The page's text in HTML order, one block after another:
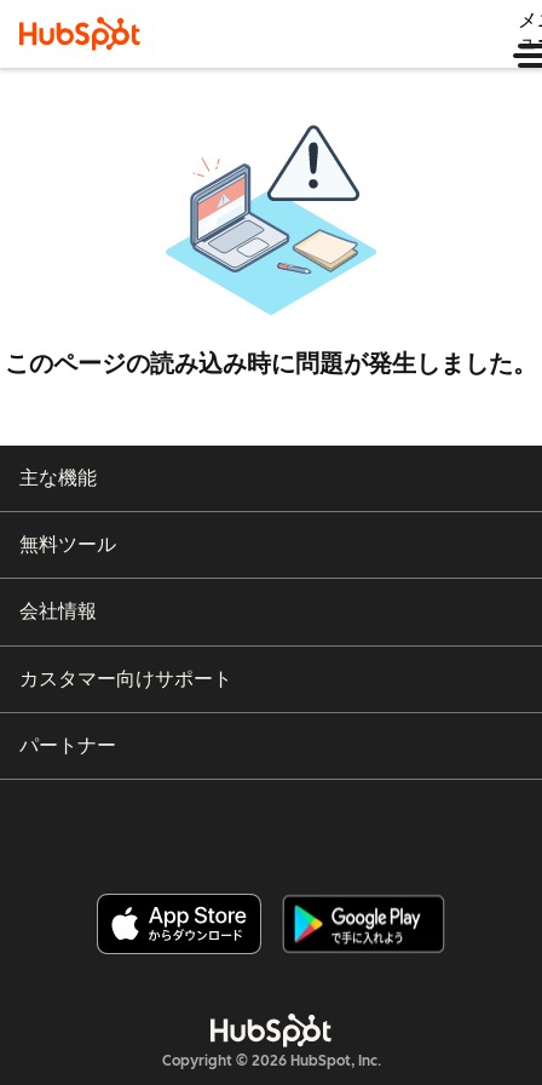
ュ
このページの読み込み時に問題が発生しました。
主な機能
無料ツール
会社情報
カスタマー向けサポート
パートナー
Copyright © 2026 HubSpot, Inc.